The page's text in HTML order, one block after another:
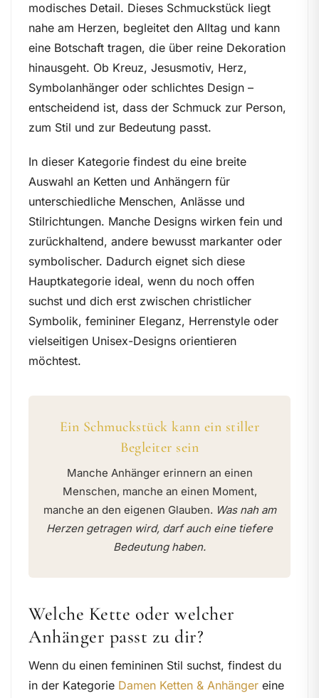
modisches Detail. Dieses Schmuckstück liegt
nahe am Herzen, begleitet den Alltag und kann
eine Botschaft tragen, die über reine Dekoration
hinausgeht. Ob Kreuz, Jesusmotiv, Herz,
Symbolanhänger oder schlichtes Design –
entscheidend ist, dass der Schmuck zur Person,
zum Stil und zur Bedeutung passt.
In dieser Kategorie findest du eine breite
Auswahl an Ketten und Anhängern für
unterschiedliche Menschen, Anlässe und
Stilrichtungen. Manche Designs wirken fein und
zurückhaltend, andere bewusst markanter oder
symbolischer. Dadurch eignet sich diese
Hauptkategorie ideal, wenn du noch offen
suchst und dich erst zwischen christlicher
Symbolik, femininer Eleganz, Herrenstyle oder
vielseitigen Unisex-Designs orientieren
möchtest.
Ein Schmuckstück kann ein stiller
Begleiter sein
Manche Anhänger erinnern an einen
Menschen, manche an einen Moment,
manche an den eigenen Glauben. Was nah am
Herzen getragen wird, darf auch eine tiefere
Bedeutung haben.
Welche Kette oder welcher
Anhänger passt zu dir?
Wenn du einen femininen Stil suchst, findest du
in der Kategorie Damen Ketten & Anhänger eine